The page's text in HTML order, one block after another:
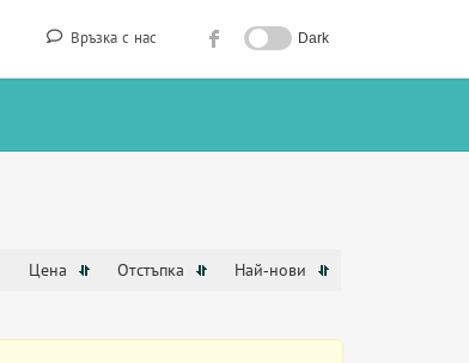
Връзка с нас Dark
Цена Отстъпка Най-нови